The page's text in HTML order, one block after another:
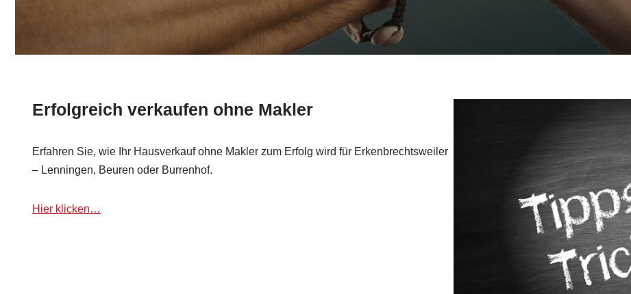
Erfolgreich verkaufen ohne Makler
Erfahren Sie, wie Ihr Hausverkauf ohne Makler zum Erfolg wird für Erkenbrechtsweiler
– Lenningen, Beuren oder Burrenhof.
Hier klicken…